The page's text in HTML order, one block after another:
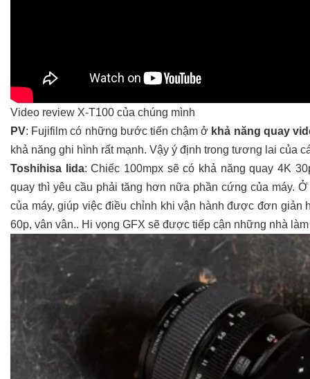
Video review X-T100 của chúng mình
PV: Fujifilm có những bước tiến chậm ở khả năng quay
khả năng ghi hình rất mạnh. Vậy ý định trong tương lai của
Toshihisa Iida: Chiếc 100mpx sẽ có khả năng quay 4K
quay thì yêu cầu phải tăng hơn nữa phần cứng của máy.
của máy, giúp việc điều chỉnh khi vận hành được đơn giản
60p, vân vân.. Hi vọng GFX sẽ được tiếp cận những nhà